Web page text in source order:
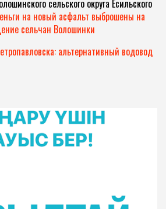
сельского округа Есильского
на новый асфальт выброшены на
сельчан Волошинки
альтернативный водовод